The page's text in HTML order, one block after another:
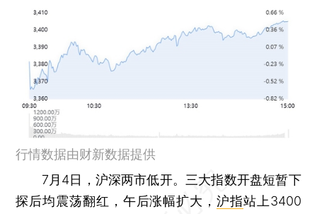
行情数据由财新数据提供
7月4日，沪深两市低开。三大指数开盘短暂下
探后均震荡翻红，午后涨幅扩大， 沪指站上3400